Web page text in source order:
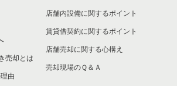
抜き売却物件の案件一覧
店の居抜き売却物件の案件一覧
居抜き売却物件の案件一覧
売却とは
由
店舗内設備に関するポイント
賃貸借契約に関するポイント
店舗売却に関する心構え
売却現場のＱ＆Ａ